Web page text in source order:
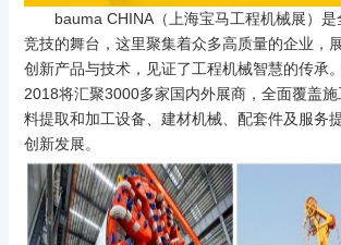
bauma CHINA（上海宝马工程机械展）是
竞技的舞台，这里聚集着众多高质量的企业，
创新产品与技术，见证了工程机械智慧的传承
2018将汇聚3000多家国内外展商，全面覆盖
料提取和加工设备、建材机械、配套件及服务
创新发展。